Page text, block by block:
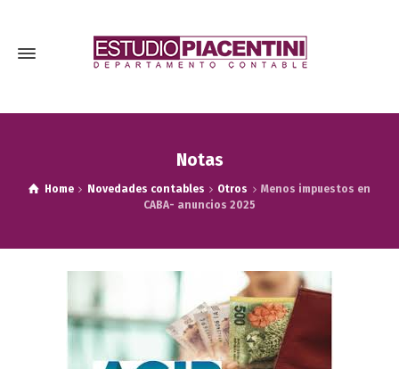
Notas
Home Novedades contables Otros
Menos impuestos en
CABA- anuncios 2025